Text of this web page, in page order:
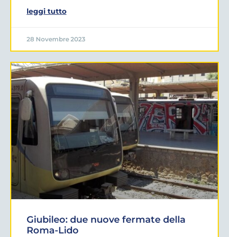
leggi tutto
28 Novembre 2023
Giubileo: due nuove fermate della
Roma-Lido